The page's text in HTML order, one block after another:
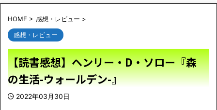
HOME > 感想・レビュー >
感想・レビュー
【読書感想】ヘンリー・D・ソロー『森
の生活-ウォールデン-』
2022年03月30日